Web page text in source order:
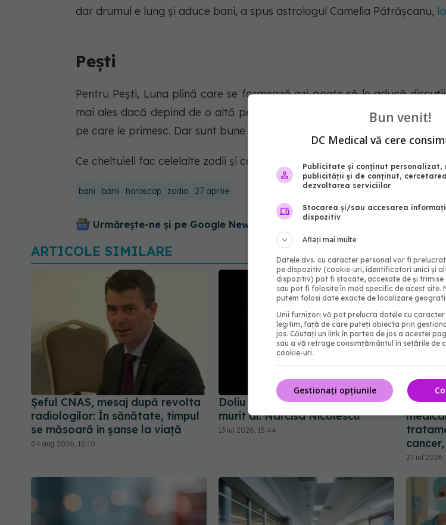
dar drumul e lung și aduce bani, a spus astrologul Camelia Pătrășcanu,
Pești
Pentru Pești, Luna plină care se formează azi poate să le aducă
mai ales dacă depind de o altă persoană și pot fi un pic emotivi în
pe care le primesc. Dar sunt bune și ar fi bine să țină cont de ele.
Ce cheltuieli fac celelalte zodii și care sunt nativii care au parte de iubire,
bani banii horoscop zodia 27 aprilie
Urmărește-ne și pe Google News - abonează‑te!
ARTICOLE SIMILARE
Șeful CNAS, mesaj după revolta
radiologilor: În sănătate, timpul
se măsoară în șanse la viață
04 aug 2026, 10:10
Doliu în medicina românească. A
murit dr. Narcisa Nicolescu
13 iul 2026, 15:44
27 iul 2026,
Bun venit!
DC Medical vă cere
Publicitate și conținut personalizat,
publicității și de conținut,
dezvoltarea serviciilor
Stocarea și/sau accesarea
dispozitiv
Aflați mai multe
Datele dvs. cu caracter personal vor fi
pe dispozitiv (cookie-uri, identificatori unici și
dispozitiv) pot fi stocate, accesate de și trimise
sau pot fi folosite în mod specific de acest site.
putem folosi date exacte de localizare
Unii furnizori vă pot prelucra datele cu caracter
legitim, față de care puteți obiecta prin
jos. Căutați un link în partea de jos a acestei
sau a vă retrage consimțământul în setările de
cookie-uri.
Gestionați opțiunile